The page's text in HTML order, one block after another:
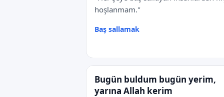
hoşlanmam."
Baş sallamak
Bugün buldum bugün yerim,
yarına Allah kerim